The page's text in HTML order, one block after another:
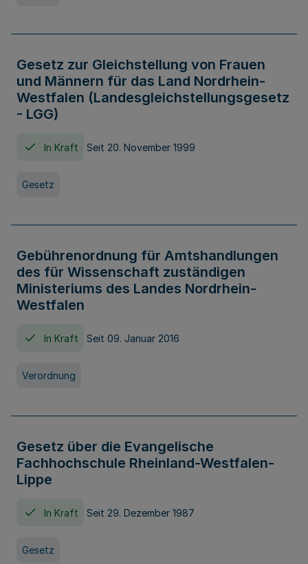
Gesetz zur Gleichstellung von Frauen
und Männern für das Land Nordrhein-
Westfalen (Landesgleichstellungsgesetz
- LGG)
In Kraft Seit 20. November 1999
Gesetz
Gebührenordnung für Amtshandlungen
des für Wissenschaft zuständigen
Ministeriums des Landes Nordrhein-
Westfalen
In Kraft Seit 09. Januar 2016
Verordnung
Gesetz über die Evangelische
Fachhochschule Rheinland-Westfalen-
Lippe
In Kraft Seit 29. Dezember 1987
Gesetz